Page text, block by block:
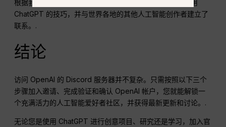
根据我自己的经验，加入这个服务器帮助我发现了有效使用
ChatGPT 的技巧，并与世界各地的其他人工智能创作者建立了
联系。.
结论
访问 OpenAI 的 Discord 服务器并不复杂。只需按照以下三个
步骤加入邀请、完成验证和确认 OpenAI 帐户，您就能解锁一
个充满活力的人工智能爱好者社区，并获得最新更新和讨论。.
无论您是使用 ChatGPT 进行创意项目、研究还是学习，加入官